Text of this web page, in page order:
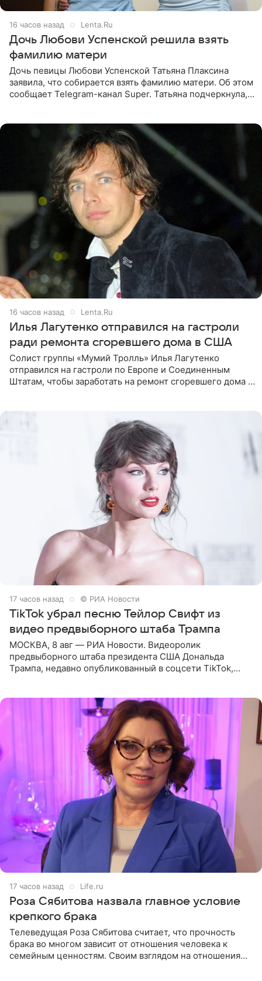
16 часов назад Lenta.Ru
Дочь Любови Успенской решила взять
фамилию матери
Дочь певицы Любови Успенской Татьяна Плаксина
заявила, что собирается взять фамилию матери. Об этом
сообщает Telegram-канал Super. Татьяна подчеркнула,
16 часов назад Lenta.Ru
Илья Лагутенко отправился на гастроли
ради ремонта сгоревшего дома в США
Солист группы «Мумий Тролль» Илья Лагутенко
отправился на гастроли по Европе и Соединенным
Штатам, чтобы заработать на ремонт сгоревшего дома в
17 часов назад © РИА Новости
TikTok убрал песню Тейлор Свифт из
видео предвыборного штаба Трампа
МОСКВА, 8 авг — РИА Новости. Видеоролик
предвыборного штаба президента США Дональда
Трампа, недавно опубликованный в соцсети TikTok,
17 часов назад Life.ru
Роза Сябитова назвала главное условие
крепкого брака
Телеведущая Роза Сябитова считает, что прочность
брака во многом зависит от отношения человека к
семейным ценностям. Своим взглядом на отношения